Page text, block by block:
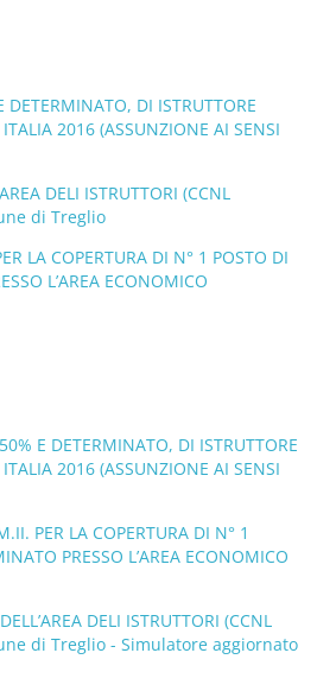
DI ISTRUTTORE
2016 (ASSUNZIONE AI SENSI
DELI ISTRUTTORI (CCNL
di Treglio
LA COPERTURA DI N° 1 POSTO DI
L’AREA ECONOMICO
E DETERMINATO, DI ISTRUTTORE
2016 (ASSUNZIONE AI SENSI
PER LA COPERTURA DI N° 1
PRESSO L’AREA ECONOMICO
DELI ISTRUTTORI (CCNL
di Treglio - Simulatore aggiornato